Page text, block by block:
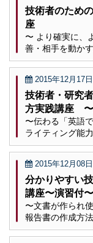
技術者のため
座
〜 より確実に、
善・相手を動か
2015年12月17
技術者・研究
方実践講座
〜伝わる「英語
ライティング能
2015年12月08
分かりやすい
講座〜演習付〜
〜文書が作られ
報告書の作成方